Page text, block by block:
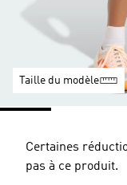
Taille du modèle
Certaines
pas à ce produit.